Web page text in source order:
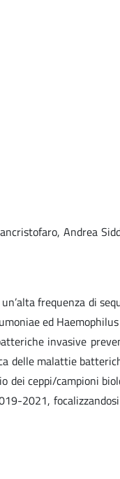
Andrea
frequenza di
ed
invasive
delle malattie
dei ceppi/campioni
2021,